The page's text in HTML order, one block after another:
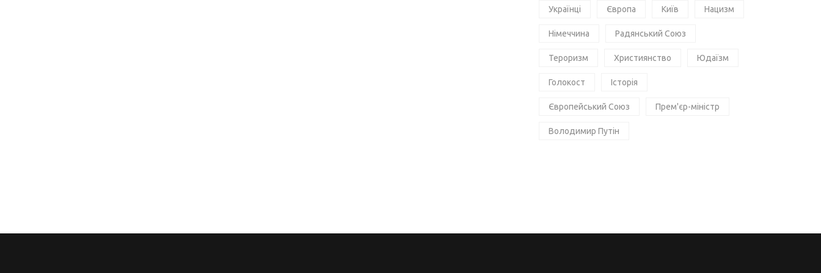
Українці Європа Київ Нацизм
Німеччина Радянський Союз
Тероризм Християнство Юдаїзм
Голокост Історія
Європейський Союз Прем'єр-міністр
Володимир Путін